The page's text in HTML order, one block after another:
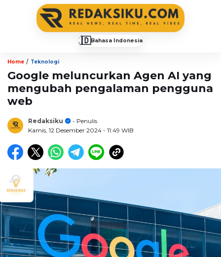
🇮🇩Bahasa Indonesia
Home / Teknologi
Google meluncurkan Agen AI yang
mengubah pengalaman pengguna
web
Redaksiku
- Penulis
Kamis, 12 Desember 2024 - 11:49 WIB